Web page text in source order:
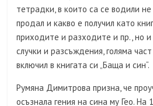
тетрадки, в които са се водили
продал и какво е получил като
приходите и разходите и пр., но и
случки и разсъждения, голяма
включил в книгата си „Баща и син“.
Румяна Димитрова призна, че
осъзнала гения на сина му Гео.